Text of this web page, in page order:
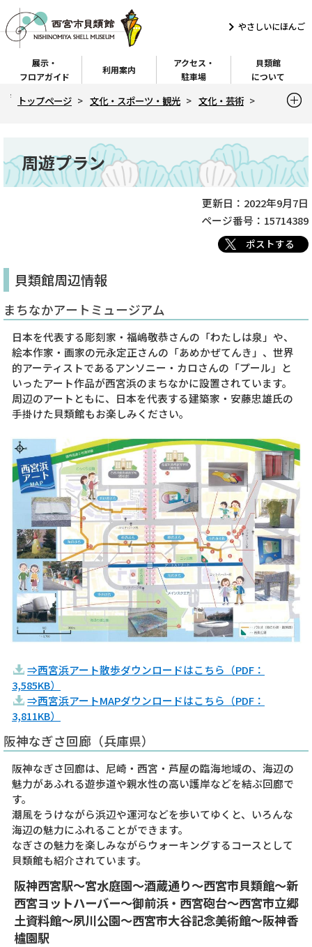
の
で
す
やさしいにほんご
展示・
フロアガイド
利用案内
アクセス・
駐車場
貝類館
について
現
ー
ジ
トップページ 文化・スポーツ・観光
文化・芸術
周遊プラン
文
こ
周遊プラン
更新日：2022年9月7日
ページ番号：15714389
ポストする
貝類館周辺情報
まちなかアートミュージアム
日本を代表する彫刻家・福嶋敬恭さんの「わたしは泉」や、
絵本作家・画家の元永定正さんの「あめかぜてんき」、世界
的アーティストであるアンソニー・カロさんの「プール」と
いったアート作品が西宮浜のまちなかに設置されています。
周辺のアートともに、日本を代表する建築家・安藤忠雄氏の
手掛けた貝類館もお楽しみください。
⇒西宮浜アート散歩ダウンロードはこちら（PDF：
3,585KB）
⇒西宮浜アートMAPダウンロードはこちら（PDF：
3,811KB）
阪神なぎさ回廊（兵庫県）
阪神なぎさ回廊は、尼崎・西宮・芦屋の臨海地域の、海辺の
魅力があふれる遊歩道や親水性の高い護岸などを結ぶ回廊で
す。
潮風をうけながら浜辺や運河などを歩いてゆくと、いろんな
海辺の魅力にふれることができます。
なぎさの魅力を楽しみながらウォーキングするコースとして
貝類館も紹介されています。
阪神西宮駅～宮水庭園～酒蔵通り～西宮市貝類館～新
西宮ヨットハーバー～御前浜・西宮砲台～西宮市立郷
土資料館～夙川公園～西宮市大谷記念美術館～阪神香
櫨園駅